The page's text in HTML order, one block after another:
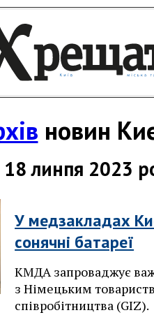
новин
18 линпя 2023
У медзакладах
сонячні батареї
КМДА запроваджує
з Німецьким
співробітництва (GIZ).